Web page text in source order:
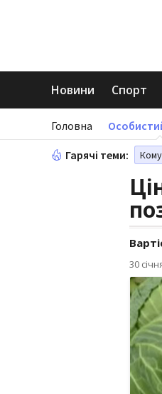
Новини Спорт
Головна
Гарячі теми:
30